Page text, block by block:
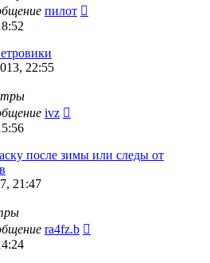
пилот
22:55
ivz
после зимы или следы от
21:47
ra4fz.b